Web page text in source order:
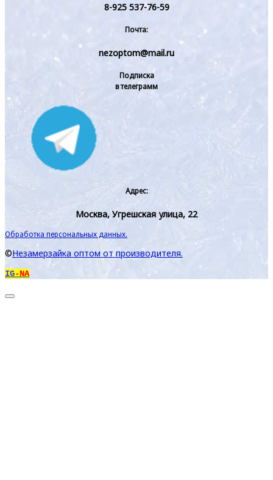
8-925 537-76-59
Почта:
nezoptom@mail.ru
Подписка
в телеграмм
Адрес:
Москва, Угрешская улица, 22
Обработка персональных данных.
©Незамерзайка оптом от производителя.
IG-NA